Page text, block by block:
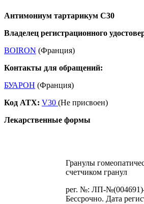
Антимониум тартарикум С30
Владелец регистрационного
BOIRON (Франция)
Контакты для обращений:
БУАРОН (Франция)
Код ATX: V30 (Не присвоен)
Лекарственные формы
Гранулы
счетчиком гранул
рег. №: ЛП-
Бессрочно. Дата